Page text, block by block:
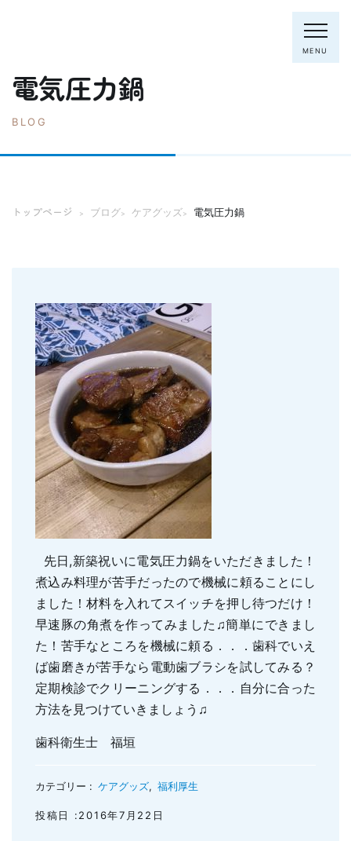
MENU
電話：0795-82-8281
歯周病の治療
予防歯科
小児のむし歯予防
小児の筋機能療法(MFT)
訪問口腔ケア
入れ歯
親知らずの抜歯
顎関節症
地図・診療時間 ブログ
電気圧力鍋
BLOG
トップページ > ブログ> ケアグッズ> 電気圧力鍋
先日,新築祝いに電気圧力鍋をいただきました！
煮込み料理が苦手だったので機械に頼ることにし
ました！材料を入れてスイッチを押し待つだけ！
早速豚の角煮を作ってみました♫簡単にできまし
た！苦手なところを機械に頼る．．．歯科でいえ
ば歯磨きが苦手なら電動歯ブラシを試してみる？
定期検診でクリーニングする．．．自分に合った
方法を見つけていきましょう♫
歯科衛生士 福垣
カテゴリー : ケアグッズ, 福利厚生
投稿日 :2016年7月22日